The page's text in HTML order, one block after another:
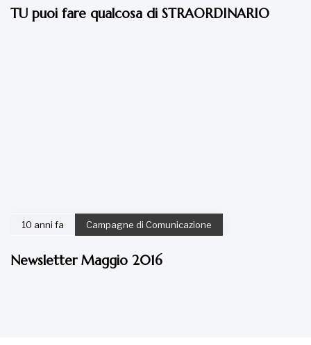
TU puoi fare qualcosa di STRAORDINARIO
10 anni fa Campagne di Comunicazione
Newsletter Maggio 2016